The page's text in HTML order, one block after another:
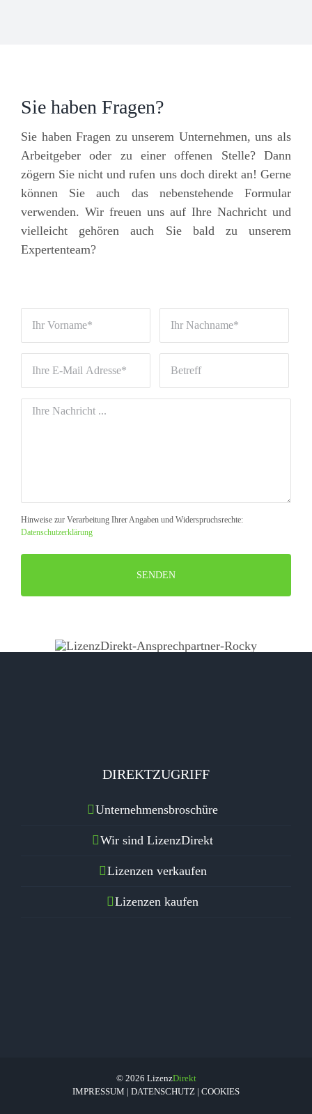
Sie haben Fragen?
Sie haben Fragen zu unserem Unternehmen, uns als
Arbeitgeber oder zu einer offenen Stelle? Dann
zögern Sie nicht und rufen uns doch direkt an! Gerne
können Sie auch das nebenstehende Formular
verwenden. Wir freuen uns auf Ihre Nachricht und
vielleicht gehören auch Sie bald zu unserem
Expertenteam?
Hinweise zur Verarbeitung Ihrer Angaben und Widerspruchsrechte:
Datenschutzerklärung
dieses
DIREKTZUGRIFF
Unternehmensbroschüre
Wir sind LizenzDirekt
Lizenzen verkaufen
Lizenzen kaufen
© 2026 LizenzDirekt
IMPRESSUM | DATENSCHUTZ | COOKIES